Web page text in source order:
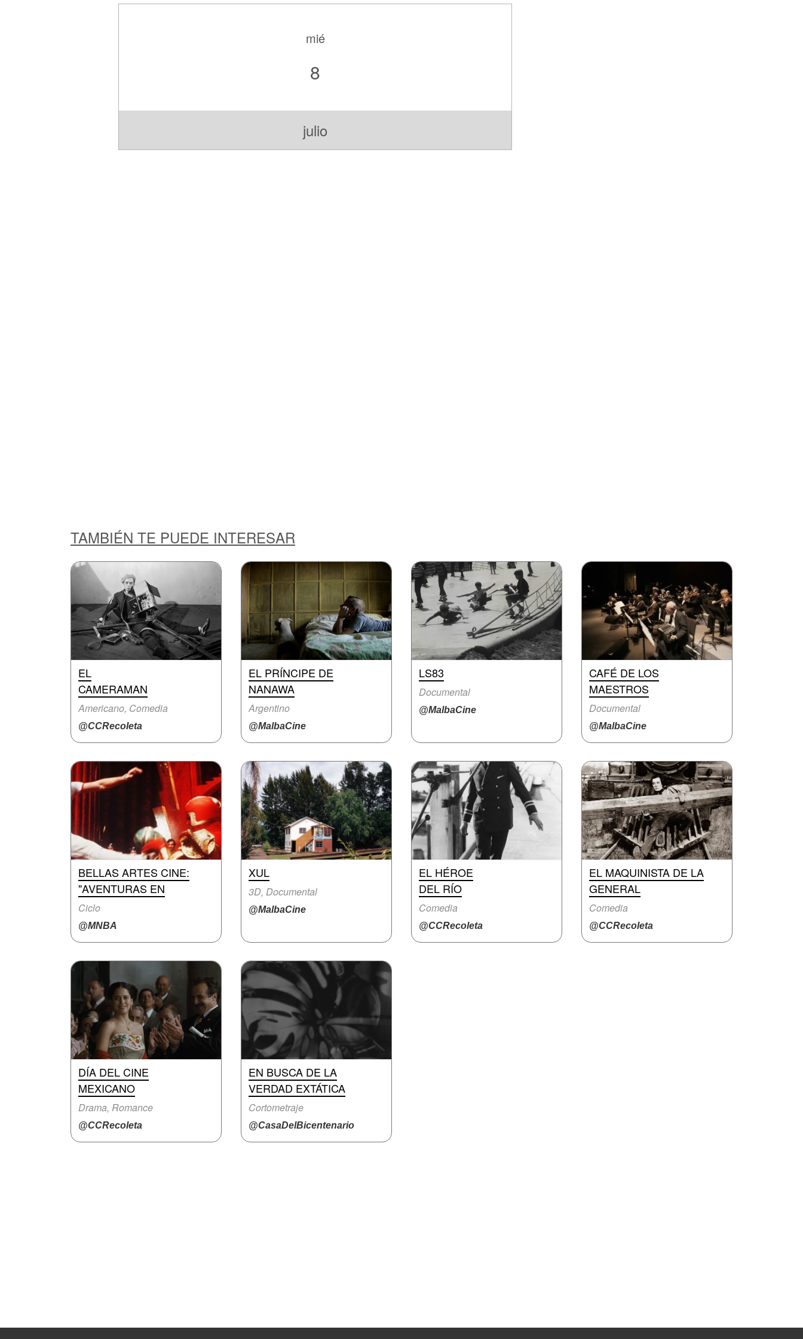
mié
8
julio
TAMBIÉN TE PUEDE INTERESAR
EL
CAMERAMAN
Americano, Comedia
@CCRecoleta
EL PRÍNCIPE DE
NANAWA
Argentino
@MalbaCine
LS83
Documental
@MalbaCine
CAFÉ DE LOS
MAESTROS
Documental
@MalbaCine
BELLAS ARTES CINE:
"AVENTURAS EN
Ciclo
@MNBA
XUL
3D, Documental
@MalbaCine
EL HÉROE
DEL RÍO
Comedia
@CCRecoleta
EL MAQUINISTA DE LA
GENERAL
Comedia
@CCRecoleta
DÍA DEL CINE
MEXICANO
Drama, Romance
@CCRecoleta
EN BUSCA DE LA
VERDAD EXTÁTICA
Cortometraje
@CasaDelBicentenario